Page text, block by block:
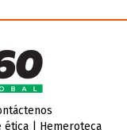
ética| Hemeroteca